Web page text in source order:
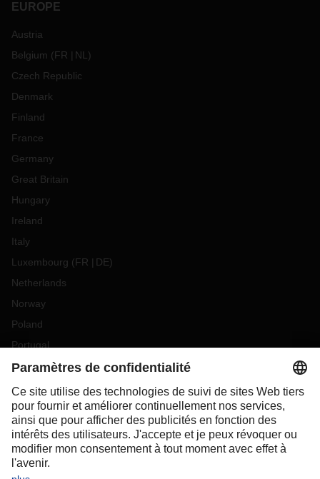
EUROPE
Austria
Belgium (FR NL )
Czech Republic
Denmark
Finland
France
Germany
Great Britain
Hungary
Ireland
Italy
Luxembourg (FR DE)
Netherlands
Norway
Poland
Portugal
Romania
Slovakia
Spain
Sweden
Switzerland(DE FR)
Turkey